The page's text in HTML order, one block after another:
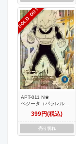
SOLD OUT
APT-011 N★
ベジータ（パラレル）
【アドバンスパック
40th Anniversary
399円(税込)
売り切れ